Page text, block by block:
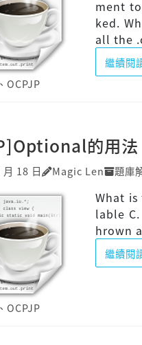
ment
ked.
all the
繼續閱
、 OCPJP
的用法
18 日 Magic Len 題庫
What is
lable
hrown
繼續閱
、 OCPJP